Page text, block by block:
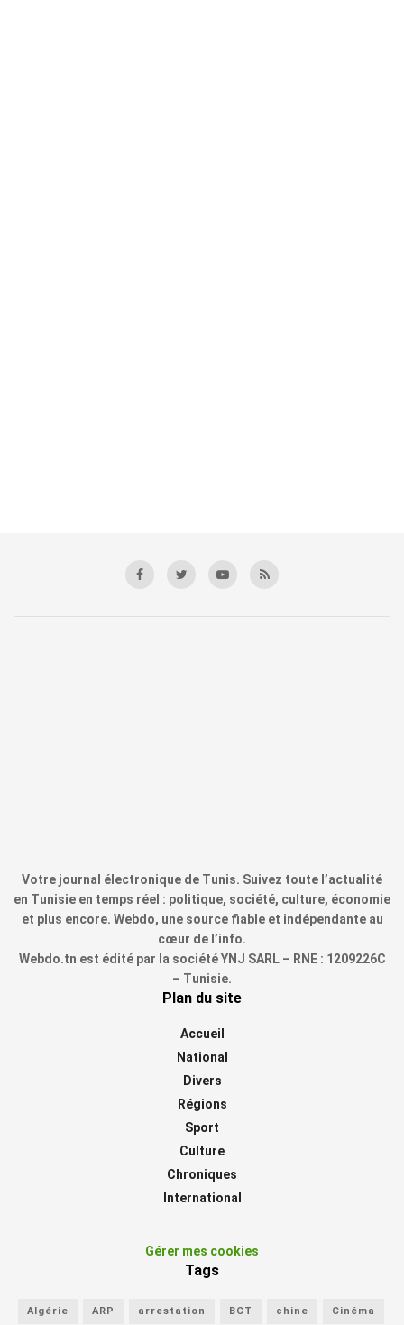
Votre journal électronique de Tunis. Suivez toute l’actualité
en Tunisie en temps réel : politique, société, culture, économie
et plus encore. Webdo, une source fiable et indépendante au
cœur de l’info.
Webdo.tn est édité par la société YNJ SARL – RNE : 1209226C
– Tunisie.
Plan du site
Accueil
National
Divers
Régions
Sport
Culture
Chroniques
International
Gérer mes cookies
Tags
Algérie ARP arrestation BCT chine Cinéma